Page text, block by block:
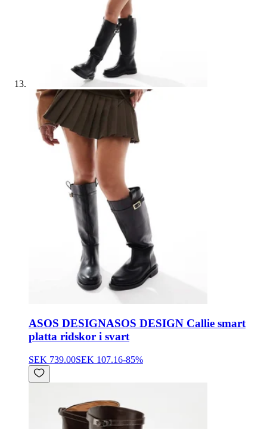
ASOS DESIGNASOS DESIGN Callie smart
platta ridskor i svart
SEK 739.00SEK 107.16-85%